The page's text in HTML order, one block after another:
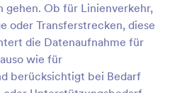
gehen. Ob für Linienverkehr,
oder Transferstrecken, diese
die Datenaufnahme für
wie für
berücksichtigt bei Bedarf